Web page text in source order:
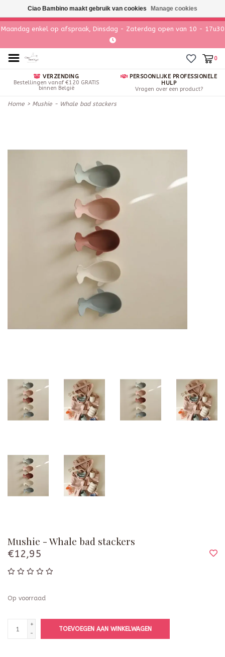
Maandag enkel op afspraak, Dinsdag - Zaterdag open van 10 - 17u30
0
VERZENDING
Bestellingen vanaf €120 GRATIS
binnen België
PERSOONLIJKE PROFESSIONELE
HULP
Vragen over een product?
Home > Mushie - Whale bad stackers
Mushie - Whale bad stackers
€12,95
Op voorraad
+
-
TOEVOEGEN AAN WINKELWAGEN
Ciao Bambino maakt gebruik van cookies Manage cookies